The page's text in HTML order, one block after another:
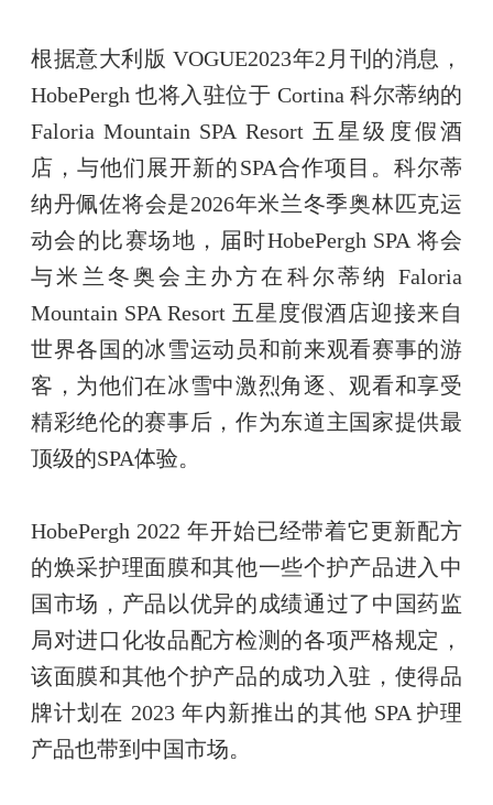
根据意大利版 VOGUE2023年2月刊的消息，
HobePergh 也将入驻位于 Cortina 科尔蒂纳的
Faloria Mountain SPA Resort 五星级度假酒
店，与他们展开新的SPA合作项目。科尔蒂
纳丹佩佐将会是2026年米兰冬季奥林匹克运
动会的比赛场地，届时HobePergh SPA 将会
与米兰冬奥会主办方在科尔蒂纳 Faloria
Mountain SPA Resort 五星度假酒店迎接来自
世界各国的冰雪运动员和前来观看赛事的游
客，为他们在冰雪中激烈角逐、观看和享受
精彩绝伦的赛事后，作为东道主国家提供最
顶级的SPA体验。
HobePergh 2022 年开始已经带着它更新配方
的焕采护理面膜和其他一些个护产品进入中
国市场，产品以优异的成绩通过了中国药监
局对进口化妆品配方检测的各项严格规定，
该面膜和其他个护产品的成功入驻，使得品
牌计划在 2023 年内新推出的其他 SPA 护理
产品也带到中国市场。